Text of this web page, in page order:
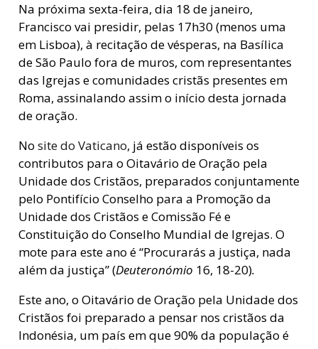
Na próxima sexta-feira, dia 18 de janeiro,
Francisco vai presidir, pelas 17h30 (menos uma
em Lisboa), à recitação de vésperas, na Basílica
de São Paulo fora de muros, com representantes
das Igrejas e comunidades cristãs presentes em
Roma, assinalando assim o início desta jornada
de oração.
No site do Vaticano, já estão disponíveis os
contributos para o Oitavário de Oração pela
Unidade dos Cristãos, preparados conjuntamente
pelo Pontifício Conselho para a Promoção da
Unidade dos Cristãos e Comissão Fé e
Constituição do Conselho Mundial de Igrejas. O
mote para este ano é “Procurarás a justiça, nada
além da justiça”(Deuteronómio 16, 18-20).
Este ano, o Oitavário de Oração pela Unidade dos
Cristãos foi preparado a pensar nos cristãos da
Indonésia, um país em que 90% da população é